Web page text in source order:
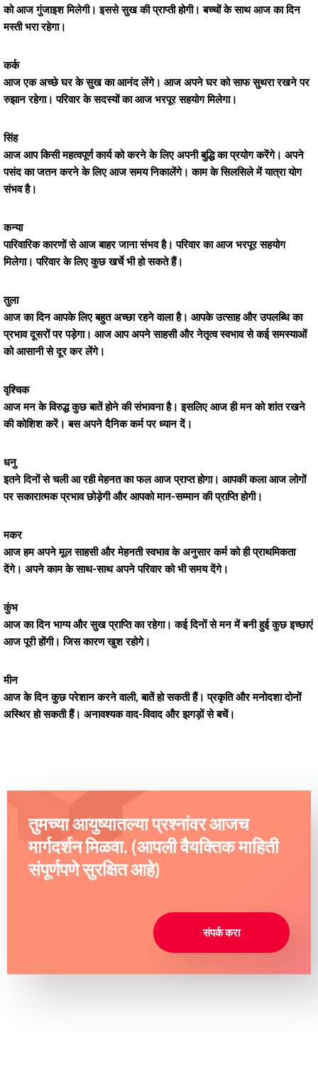
को आज गुंजाइश मिलेगी। इससे सुख की प्राप्ती होगी। बच्चों के साथ आज का दिन
मस्ती भरा रहेगा।
कर्क
आज एक अच्छे घर के सुख का आनंद लेंगे। आज अपने घर को साफ सुथरा रखने पर
रुझान रहेगा। परिवार के सदस्यों का आज भरपूर सहयोग मिलेगा।
सिंह
आज आप किसी महत्वपूर्ण कार्य को करने के लिए अपनी बुद्धि का प्रयोग करेंगे। अपने
पसंद का जतन करने के लिए आज समय निकालेंगे। काम के सिलसिले में यात्रा योग
संभव है।
कन्या
पारिवारिक कारणों से आज बाहर जाना संभव है। परिवार का आज भरपूर सहयोग
मिलेगा। परिवार के लिए कुछ खर्चे भी हो सकते हैं।
तुला
आज का दिन आपके लिए बहुत अच्छा रहने वाला है। आपके उत्साह और उपलब्धि का
प्रभाव दूसरों पर पड़ेगा। आज आप अपने साहसी और नेतृत्व स्वभाव से कई समस्याओं
को आसानी से दूर कर लेंगे।
वृश्चिक
आज मन के विरुद्ध कुछ बातें होने की संभावना है। इसलिए आज ही मन को शांत रखने
की कोशिश करें। बस अपने दैनिक कर्म पर ध्यान दें।
धनु
इतने दिनों से चली आ रही मेहनत का फल आज प्राप्त होगा। आपकी कला आज लोगों
पर सकारात्मक प्रभाव छोड़ेगी और आपको मान-सम्मान की प्राप्ति होगी।
मकर
आज हम अपने मूल साहसी और मेहनती स्वभाव के अनुसार कर्म को ही प्राथमिकता
देंगे। अपने काम के साथ-साथ अपने परिवार को भी समय देंगे।
कुंभ
आज का दिन भाग्य और सुख प्राप्ति का रहेगा। कई दिनों से मन में बनी हुई कुछ इच्छाएं
आज पूरी होंगी। जिस कारण खुश रहोगे।
मीन
आज के दिन कुछ परेशान करने वाली, बातें हो सकती हैं। प्रकृति और मनोदशा दोनों
अस्थिर हो सकती हैं। अनावश्यक वाद-विवाद और झगड़ों से बचें।
तुमच्या आयुष्यातल्या प्रश्नांवर आजच
मार्गदर्शन मिळवा. (आपली वैयक्तिक माहिती
संपूर्णपणे सुरक्षित आहे)
संपर्क करा